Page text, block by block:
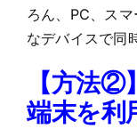
ろん、PC、ス
なデバイスで同
【方法②
端末を利